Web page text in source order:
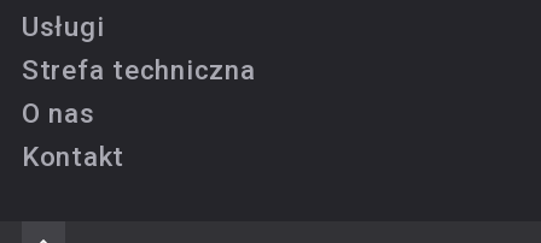
Usługi
Strefa techniczna
O nas
Kontakt